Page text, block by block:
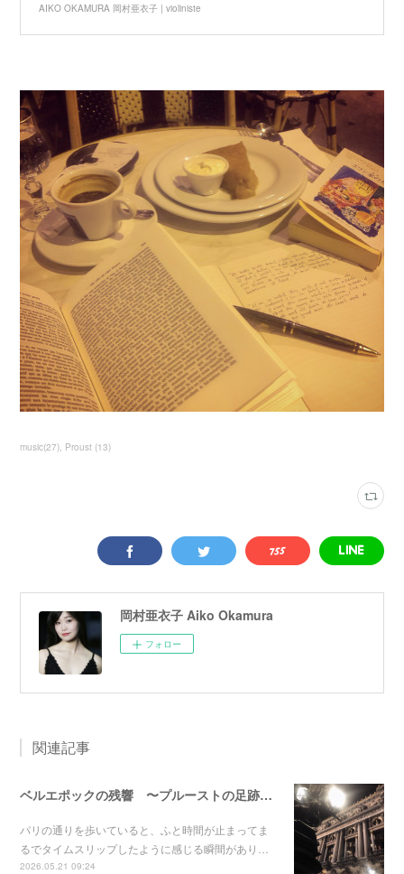
AIKO OKAMURA 岡村亜衣子 | violiniste
music(27) Proust (13)
岡村亜衣子 Aiko Okamura
フォロー
関連記事
ベルエポックの残響 〜プルーストの足跡を辿って〜
パリの通りを歩いていると、ふと時間が止まってま
るでタイムスリップしたように感じる瞬間があり…
2026.05.21 09:24